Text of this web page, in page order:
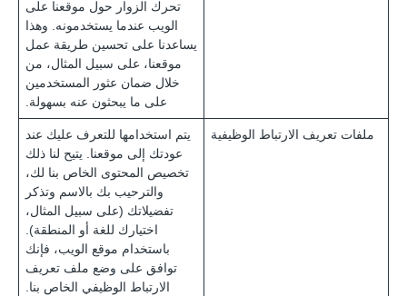
تحرك الزوار حول موقعنا على
الويب عندما يستخدمونه. وهذا
يساعدنا على تحسين طريقة عمل
موقعنا، على سبيل المثال، من
خلال ضمان عثور المستخدمين
على ما يبحثون عنه بسهولة.
ملفات تعريف الارتباط الوظيفية
يتم استخدامها للتعرف عليك عند
عودتك إلى موقعنا. يتيح لنا ذلك
تخصيص المحتوى الخاص بنا لك،
والترحيب بك بالاسم وتذكر
تفضيلاتك (على سبيل المثال،
اختيارك للغة أو المنطقة).
باستخدام موقع الويب، فإنك
توافق على وضع ملف تعريف
الارتباط الوظيفي الخاص بنا.